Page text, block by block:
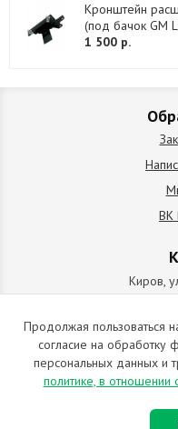
Кронштейн
(под бачок GM
1 500 р.
ВК
Киров,
+7
ИП
ИНН 434537218055 /
2009-2026 © Все права
Продолжая пользоваться
согласие на обработку
персональных данных и
политике, в